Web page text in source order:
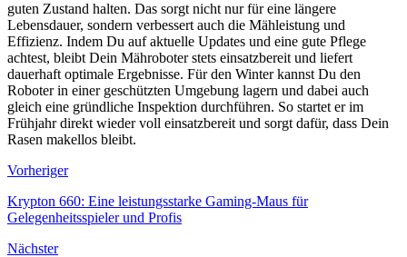
guten Zustand halten. Das sorgt nicht nur für eine längere
Lebensdauer, sondern verbessert auch die Mähleistung und
Effizienz. Indem Du auf aktuelle Updates und eine gute Pflege
achtest, bleibt Dein Mähroboter stets einsatzbereit und liefert
dauerhaft optimale Ergebnisse. Für den Winter kannst Du den
Roboter in einer geschützten Umgebung lagern und dabei auch
gleich eine gründliche Inspektion durchführen. So startet er im
Frühjahr direkt wieder voll einsatzbereit und sorgt dafür, dass Dein
Rasen makellos bleibt.
Vorheriger
Krypton 660: Eine leistungsstarke Gaming-Maus für
Gelegenheitsspieler und Profis
Nächster